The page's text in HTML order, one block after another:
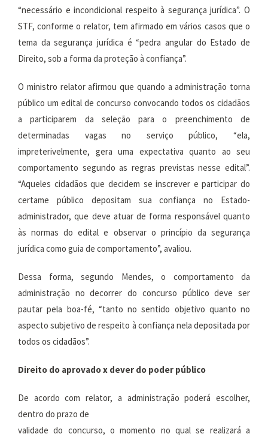
“necessário e incondicional respeito à segurança jurídica”. O
STF, conforme o relator, tem afirmado em vários casos que o
tema da segurança jurídica é “pedra angular do Estado de
Direito, sob a forma da proteção à confiança”.
O ministro relator afirmou que quando a administração torna
público um edital de concurso convocando todos os cidadãos
a participarem da seleção para o preenchimento de
determinadas vagas no serviço público, “ela,
impreterivelmente, gera uma expectativa quanto ao seu
comportamento segundo as regras previstas nesse edital”.
“Aqueles cidadãos que decidem se inscrever e participar do
certame público depositam sua confiança no Estado-
administrador, que deve atuar de forma responsável quanto
às normas do edital e observar o princípio da segurança
jurídica como guia de comportamento”, avaliou.
Dessa forma, segundo Mendes, o comportamento da
administração no decorrer do concurso público deve ser
pautar pela boa-fé, “tanto no sentido objetivo quanto no
aspecto subjetivo de respeito à confiança nela depositada por
todos os cidadãos”.
Direito do aprovado x dever do poder público
De acordo com relator, a administração poderá escolher,
dentro do prazo de
validade do concurso, o momento no qual se realizará a